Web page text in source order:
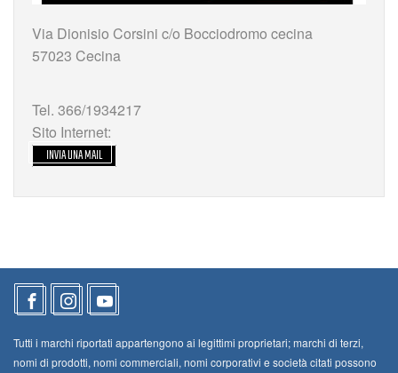
Via Dionisio Corsini c/o Bocciodromo cecina
57023 Cecina
Tel. 366/1934217
Sito Internet:
INVIA UNA MAIL
Tutti i marchi riportati appartengono ai legittimi proprietari; marchi di terzi,
nomi di prodotti, nomi commerciali, nomi corporativi e società citati possono